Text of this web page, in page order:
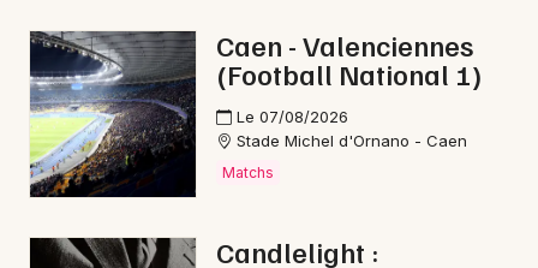
Choisir mes départements
Caen - Valenciennes
(Football National 1)
Le 07/08/2026
Stade Michel d'Ornano - Caen
Matchs
Candlelight :